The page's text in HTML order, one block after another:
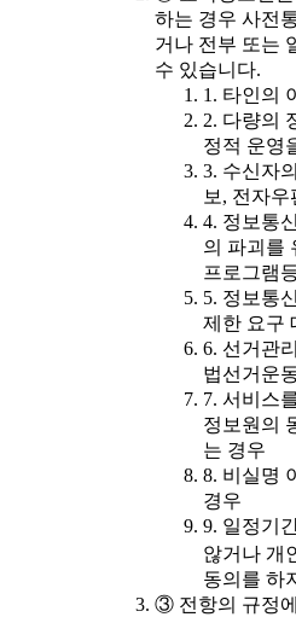
하는 경우 사전
거나 전부 또는
수 있습니다.
1. 타인의
2. 다량의
정적 운영
3. 수신자
보, 전자
4. 정보통
의 파괴를
프로그램
5. 정보통
제한 요구
6. 선거관
법선거운
7. 서비스
정보원의
는 경우
8. 비실명
경우
9. 일정기
않거나 개
동의를 하
③ 전항의 규정